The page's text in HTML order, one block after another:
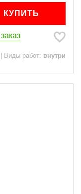
КУПИТЬ
Виды работ: внутри